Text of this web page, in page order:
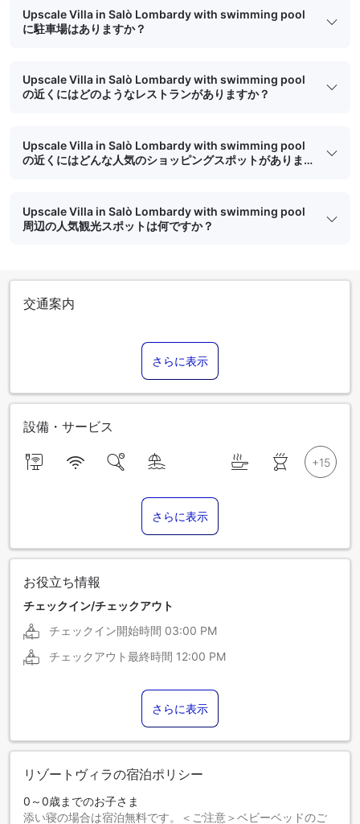
Upscale Villa in Salò Lombardy with swimming pool
に駐車場はありますか？
Upscale Villa in Salò Lombardy with swimming pool
の近くにはどのようなレストランがありますか？
Upscale Villa in Salò Lombardy with swimming pool
の近くにはどんな人気のショッピングスポットがありま
Upscale Villa in Salò Lombardy with swimming pool
周辺の人気観光スポットは何ですか？
交通案内
さらに表示
設備・サービス
さらに表示
お役立ち情報
チェックイン/チェックアウト
チェックイン開始時間 03:00 PM
チェックアウト最終時間 12:00 PM
さらに表示
リゾートヴィラの宿泊ポリシー
0～0歳までのお子さま
添い寝の場合は宿泊無料です。＜ご注意＞ベビーベッドのご